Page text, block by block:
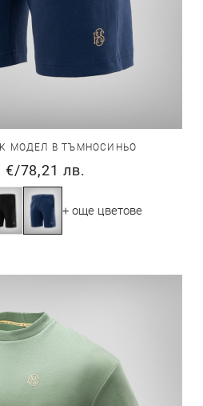
МОДЕЛ В ТЪМНОСИНЬО
€/78,21 лв.
+ още цветове